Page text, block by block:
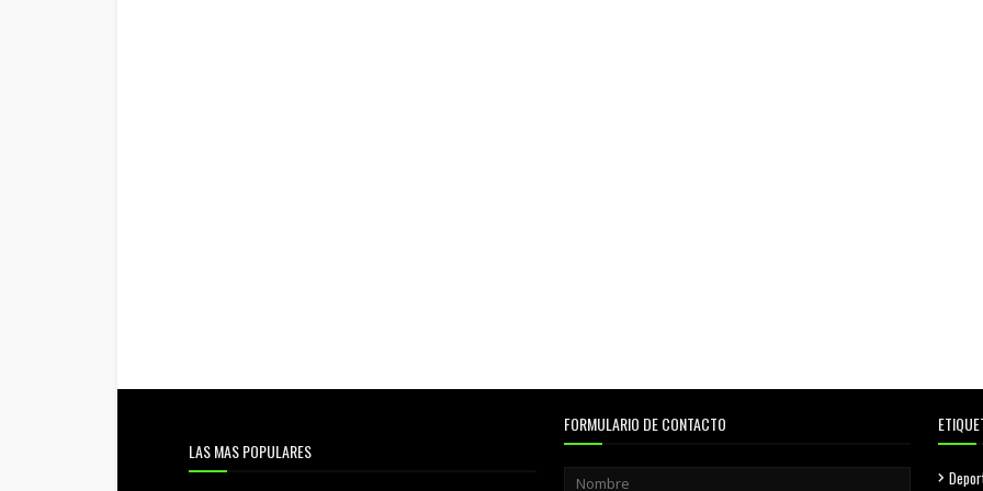
LAS MAS POPULARES
FORMULARIO DE CONTACTO